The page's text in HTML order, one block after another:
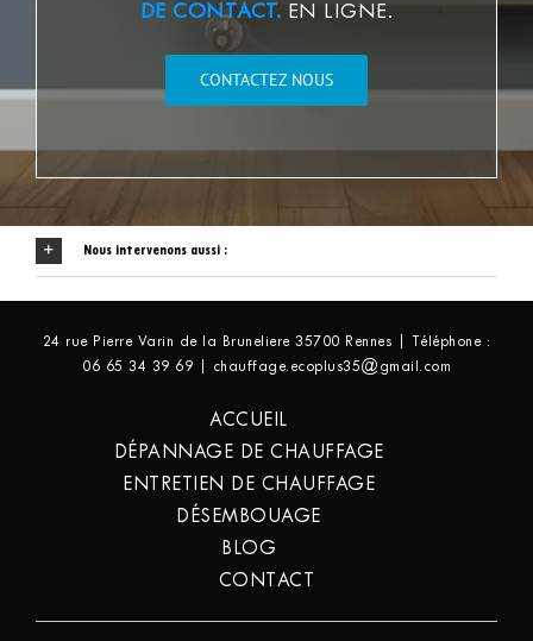
DE CONTACT. EN LIGNE.
CONTACTEZ NOUS
Nous intervenons aussi :
24 rue Pierre Varin de la Bruneliere 35700 Rennes | Téléphone :
06 65 34 39 69 | chauffage.ecoplus35@gmail.com
ACCUEIL
DÉPANNAGE DE CHAUFFAGE
ENTRETIEN DE CHAUFFAGE
DÉSEMBOUAGE
BLOG
CONTACT